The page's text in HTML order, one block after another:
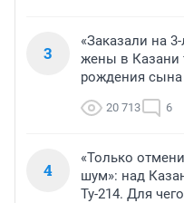
3
«Заказали на
жены в Казани
рождения сына
20 713 6
4
«Только
шум»: над
Ту-214. Для